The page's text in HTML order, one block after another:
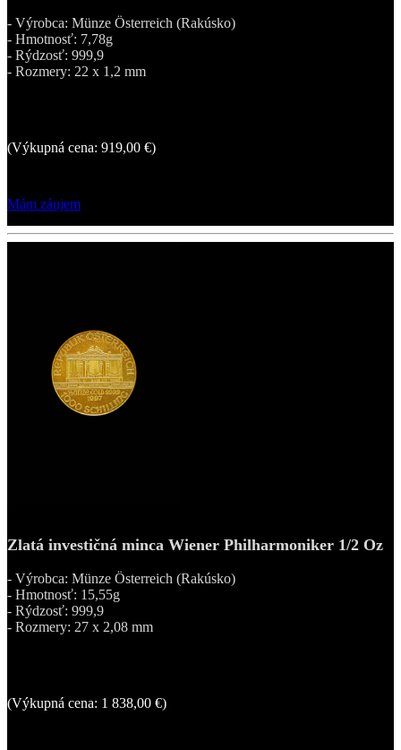
- Výrobca: Münze Österreich (Rakúsko)
- Hmotnosť: 7,78g
- Rýdzosť: 999,9
- Rozmery: 22 x 1,2 mm
(Výkupná cena: 919,00 €)
Mám záujem
Zlatá investičná minca Wiener Philharmoniker 1/2 Oz
- Výrobca: Münze Österreich (Rakúsko)
- Hmotnosť: 15,55g
- Rýdzosť: 999,9
- Rozmery: 27 x 2,08 mm
(Výkupná cena: 1 838,00 €)